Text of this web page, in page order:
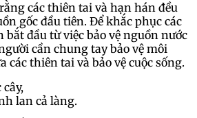
các thiên tai và hạn hán đều
gốc đầu tiên. Để khắc phục các
bắt đầu từ việc bảo vệ nguồn nước
cần chung tay bảo vệ môi
các thiên tai và bảo vệ cuộc sống.
lan cả làng.